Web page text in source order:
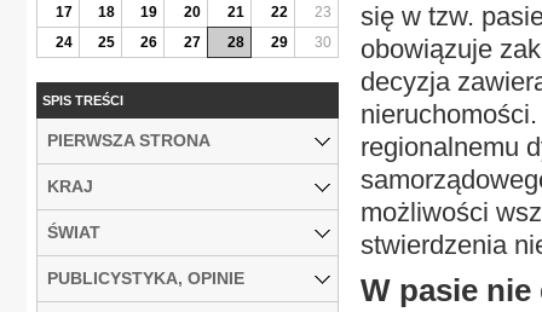
się w tzw.
obowiązuje
decyzja
regionalnemu
możliwości
stwierdzenia
W pasie nie
17
18 19 20 21 22
23
24
25 26 27 28 29 30
SPIS TREŚCI
PIERWSZA STRONA
KRAJ
ŚWIAT
PUBLICYSTYKA, OPINIE